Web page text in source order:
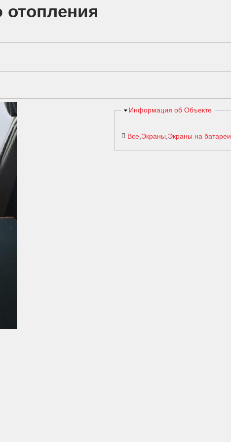
Скрыть
Информация об Объекте
Все Экраны Экраны на батареи